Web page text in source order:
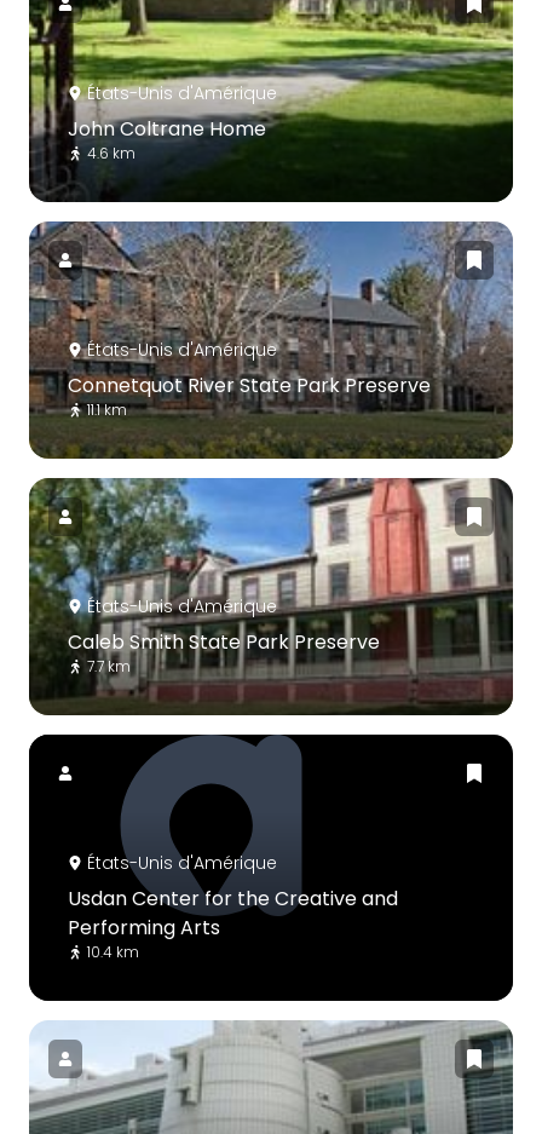
États-Unis d'Amérique
John Coltrane Home
4.6 km
États-Unis d'Amérique
Connetquot River State Park Preserve
11.1 km
États-Unis d'Amérique
Caleb Smith State Park Preserve
7.7 km
États-Unis d'Amérique
Usdan Center for the Creative and
Performing Arts
10.4 km